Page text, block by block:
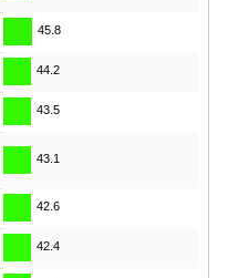
45.8
44.2
43.5
43.1
42.6
42.4